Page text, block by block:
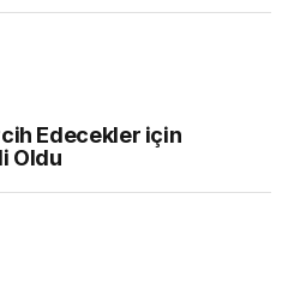
Edecekler için
Oldu